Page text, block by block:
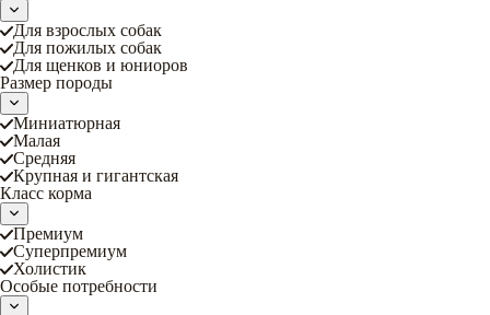
Для взрослых собак
Для пожилых собак
Для щенков и юниоров
Размер породы
Миниатюрная
Малая
Средняя
Крупная и гигантская
Класс корма
Премиум
Суперпремиум
Холистик
Особые потребности